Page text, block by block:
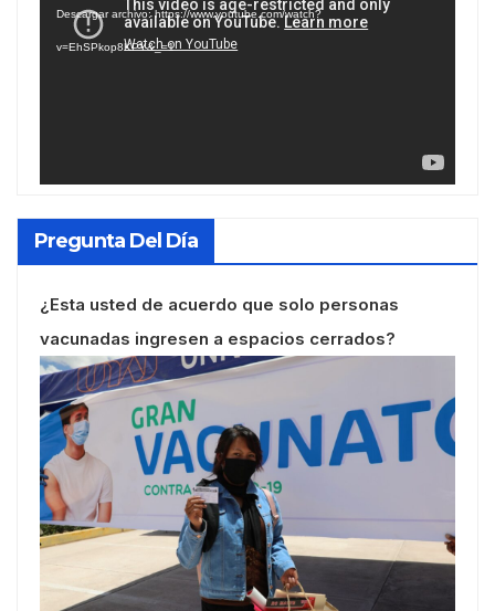
vídeo
Descargar archivo: https://www.youtube.com/watch?
v=EhSPkop8KPY&_=1
Pregunta Del Día
¿Esta usted de acuerdo que solo personas
vacunadas ingresen a espacios cerrados?